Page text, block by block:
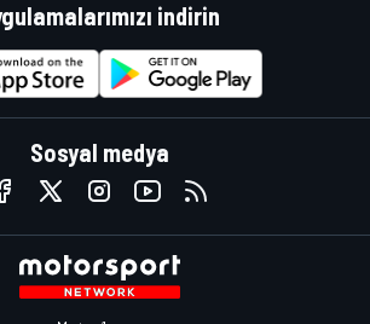
indirin
Sosyal medya